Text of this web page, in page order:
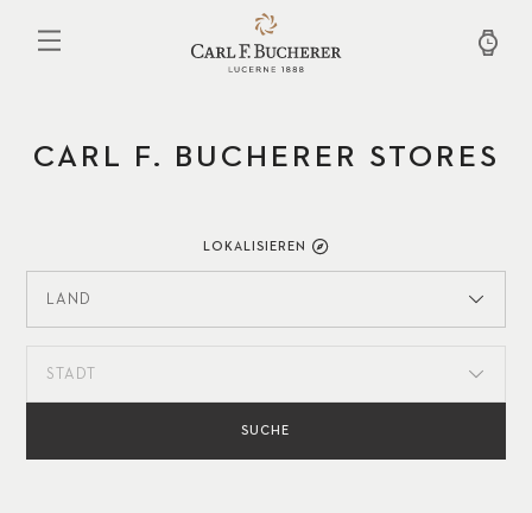
CARL F. BUCHERER STORES
LOKALISIEREN
LAND
STADT
SUCHE